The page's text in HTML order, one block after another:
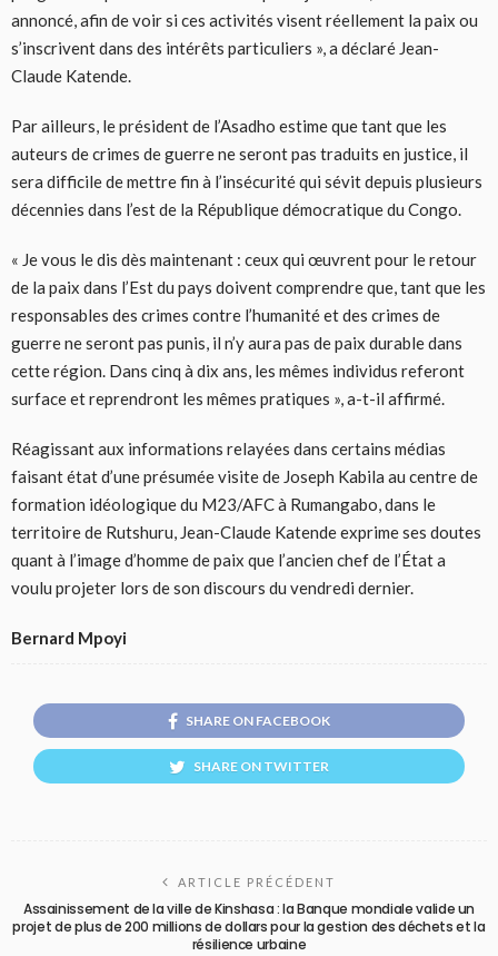
annoncé, afin de voir si ces activités visent réellement la paix ou
s’inscrivent dans des intérêts particuliers », a déclaré Jean-
Claude Katende.
Par ailleurs, le président de l’Asadho estime que tant que les
auteurs de crimes de guerre ne seront pas traduits en justice, il
sera difficile de mettre fin à l’insécurité qui sévit depuis plusieurs
décennies dans l’est de la République démocratique du Congo.
« Je vous le dis dès maintenant : ceux qui œuvrent pour le retour
de la paix dans l’Est du pays doivent comprendre que, tant que les
responsables des crimes contre l’humanité et des crimes de
guerre ne seront pas punis, il n’y aura pas de paix durable dans
cette région. Dans cinq à dix ans, les mêmes individus referont
surface et reprendront les mêmes pratiques », a-t-il affirmé.
Réagissant aux informations relayées dans certains médias
faisant état d’une présumée visite de Joseph Kabila au centre de
formation idéologique du M23/AFC à Rumangabo, dans le
territoire de Rutshuru, Jean-Claude Katende exprime ses doutes
quant à l’image d’homme de paix que l’ancien chef de l’État a
voulu projeter lors de son discours du vendredi dernier.
Bernard Mpoyi
SHARE ON FACEBOOK
SHARE ON TWITTER
ARTICLE PRÉCÉDENT
Assainissement de la ville de Kinshasa : la Banque mondiale valide un
projet de plus de 200 millions de dollars pour la gestion des déchets et la
résilience urbaine